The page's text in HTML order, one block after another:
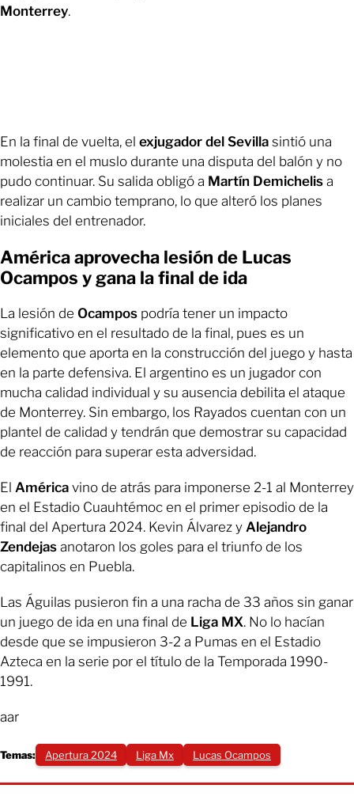
Monterrey.
En la final de vuelta, el exjugador del Sevilla sintió una
molestia en el muslo durante una disputa del balón y no
pudo continuar. Su salida obligó a Martín Demichelis a
realizar un cambio temprano, lo que alteró los planes
iniciales del entrenador.
América aprovecha lesión de Lucas
Ocampos y gana la final de ida
La lesión de Ocampos podría tener un impacto
significativo en el resultado de la final, pues es un
elemento que aporta en la construcción del juego y hasta
en la parte defensiva. El argentino es un jugador con
mucha calidad individual y su ausencia debilita el ataque
de Monterrey. Sin embargo, los Rayados cuentan con un
plantel de calidad y tendrán que demostrar su capacidad
de reacción para superar esta adversidad.
El América vino de atrás para imponerse 2-1 al Monterrey
en el Estadio Cuauhtémoc en el primer episodio de la
final del Apertura 2024. Kevin Álvarez y Alejandro
Zendejas anotaron los goles para el triunfo de los
capitalinos en Puebla.
Las Águilas pusieron fin a una racha de 33 años sin ganar
un juego de ida en una final de Liga MX. No lo hacían
desde que se impusieron 3-2 a Pumas en el Estadio
Azteca en la serie por el título de la Temporada 1990-
1991.
aar
Temas: Apertura 2024 Liga Mx Lucas Ocampos